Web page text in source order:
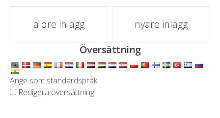
inlägg
navigering
äldre inlägg
nyare inlägg
Översättning
Ange som standardspråk
Redigera översättning